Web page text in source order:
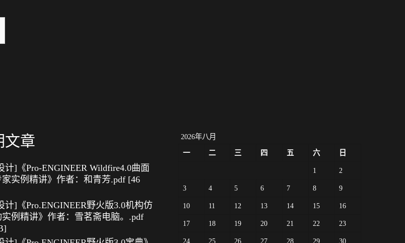
文章
计]《Pro-ENGINEER Wildfire4.0曲面
实例精讲》作者：和青芳.pdf [46
计]《Pro.ENGINEER野火版3.0机构仿
实例精讲》作者：雪茗斋电脑。.pdf
2026年八月
一
二 三 四 五 六 日
1 2
3 4 5 6 7 8 9
10 11 12 13 14 15 16
17 18 19 20 21 22 23
24 25 26 27 28 29 30